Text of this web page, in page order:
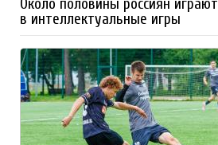
Около половины россиян играют
в интеллектуальные игры